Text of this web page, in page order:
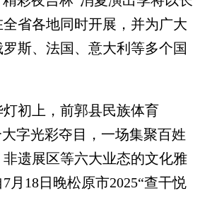
省各地同时开展，并为广大
斯、法国、意大利等多个国
初上，前郭县民族体育
字光彩夺目，一场集聚百姓
遗展区等六大业态的文化雅
月18日晚松原市2025“查干悦